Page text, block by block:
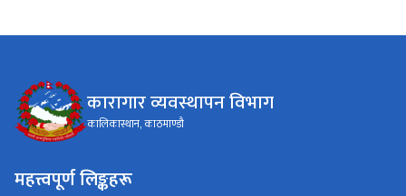
कारागार व्यवस्थापन विभाग
कालिकास्थान, काठमाण्डौ
महत्त्वपूर्ण लिङ्कहरू